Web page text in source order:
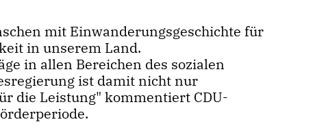
mit Einwanderungsgeschichte für
in unserem Land.
in allen Bereichen des sozialen
ist damit nicht nur
die Leistung" kommentiert CDU-